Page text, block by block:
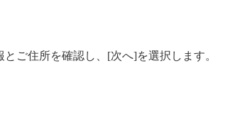
ご住所を確認し、[次へ]を選択します。